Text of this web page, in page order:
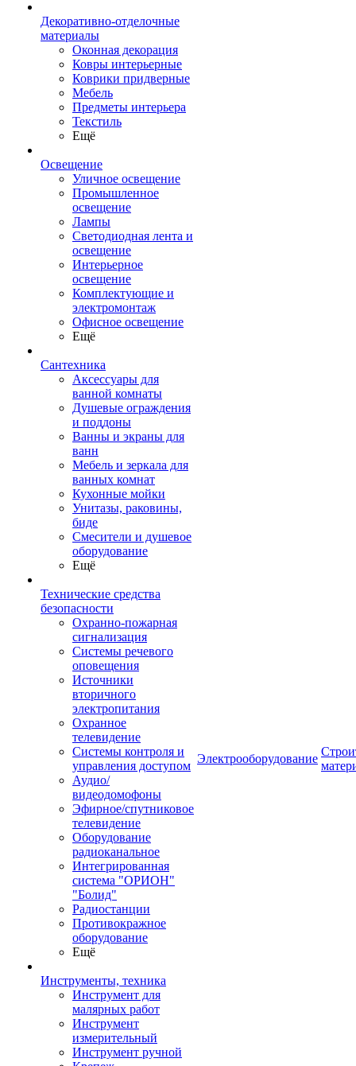
Декоративно-отделочные
материалы
Оконная декорация
Ковры интерьерные
Коврики придверные
Мебель
Предметы интерьера
Текстиль
Ещё
Освещение
Уличное освещение
Промышленное
освещение
Лампы
Светодиодная лента и
освещение
Интерьерное
освещение
Комплектующие и
электромонтаж
Офисное освещение
Ещё
Сантехника
Аксессуары для
ванной комнаты
Душевые ограждения
и поддоны
Ванны и экраны для
ванн
Мебель и зеркала для
ванных комнат
Кухонные мойки
Унитазы, раковины,
биде
Смесители и душевое
оборудование
Ещё
Технические средства
безопасности
Охранно-пожарная
сигнализация
Системы речевого
оповещения
Источники
вторичного
электропитания
Охранное
телевидение
Системы контроля и
управления доступом
Аудио/
видеодомофоны
Эфирное/спутниковое
телевидение
Оборудование
радиоканальное
Интегрированная
система "ОРИОН"
"Болид"
Радиостанции
Противокражное
оборудование
Ещё
Инструменты, техника
Инструмент для
малярных работ
Инструмент
измерительный
Инструмент ручной
Электрооборудование